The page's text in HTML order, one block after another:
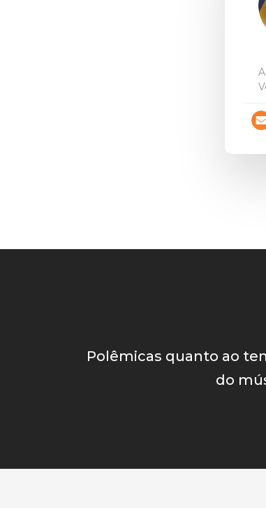
Polêmicas quanto ao
do